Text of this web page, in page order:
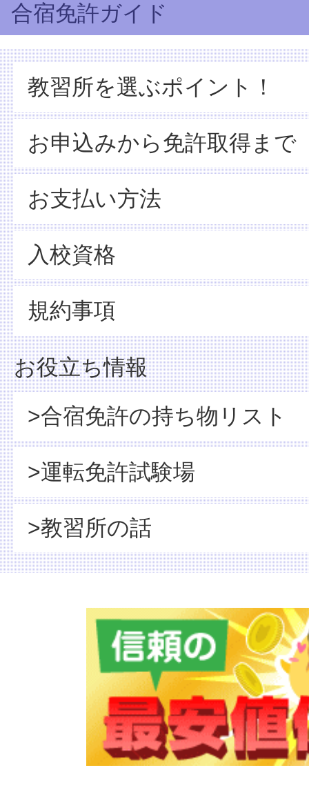
合宿免許ガイド
教習所を選ぶポイント！
お申込みから免許取得まで
お支払い方法
入校資格
規約事項
お役立ち情報
>合宿免許の持ち物リスト
>運転免許試験場
>教習所の話